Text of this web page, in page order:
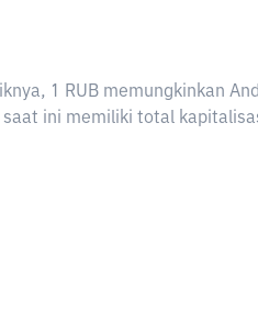
1 RUB memungkinkan
ini memiliki total